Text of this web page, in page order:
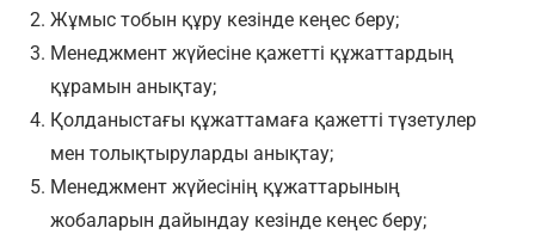
Жұмыс тобын құру кезінде кеңес беру;
Менеджмент жүйесіне қажетті құжаттардың
құрамын анықтау;
Қолданыстағы құжаттамаға қажетті түзетулер
мен толықтыруларды анықтау;
Менеджмент жүйесінің құжаттарының
жобаларын дайындау кезінде кеңес беру;